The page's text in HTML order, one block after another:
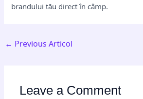
brandului tău direct în câmp.
← Previous Articol
Leave a Comment